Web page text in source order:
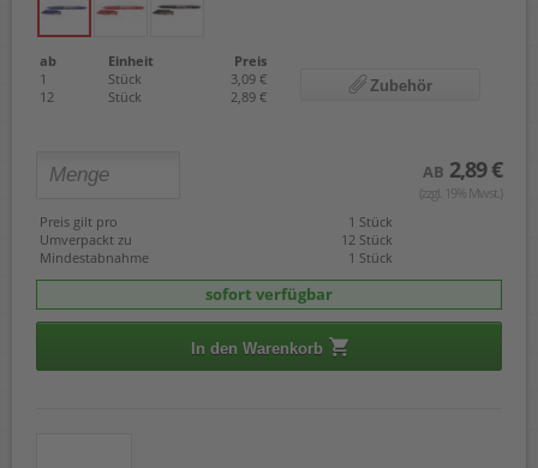
ab Einheit
Preis
1
Stück
3,09 €
12
Stück 2,89 €
Zubehör
AB 2,89 €
(zzgl. 19% Mwst.)
Preis gilt pro
1 Stück
Umverpackt zu
12 Stück
Mindestabnahme
1 Stück
sofort verfügbar
In den Warenkorb